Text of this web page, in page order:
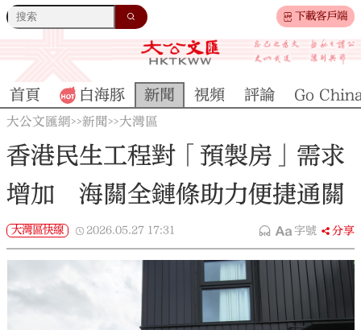
下載客戶端
首頁 白海豚 新聞 視頻 評論 Go
大公文匯網>>新聞>>大灣區
香港民生工程對「預製房」需求
增加 海關全鏈條助力便捷通關
大灣區快線 2026.05.27 17:31 字號 分享